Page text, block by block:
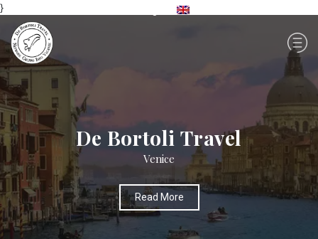
}
De Bortoli Travel
Ticket Tour
Read More